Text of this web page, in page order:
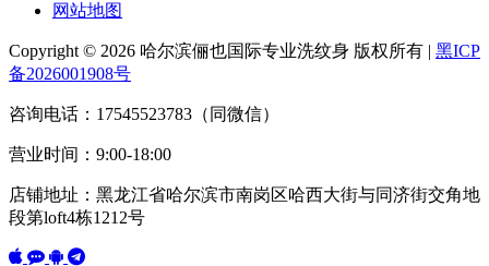
网站地图
Copyright © 2026 哈尔滨俪也国际专业洗纹身 版权所有 | 黑ICP
备2026001908号
咨询电话：17545523783（同微信）
营业时间：9:00-18:00
店铺地址：黑龙江省哈尔滨市南岗区哈西大街与同济街交角地
段第loft4栋1212号